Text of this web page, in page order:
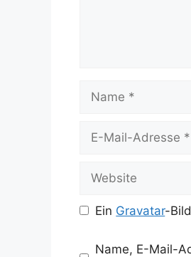
Name
Website
Ein Gravatar-
Name, E-Mail-